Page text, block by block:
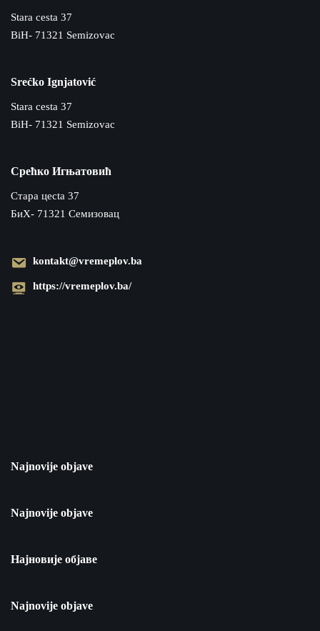
Stara cesta 37
BiH- 71321 Semizovac
Srećko Ignjatović
Stara cesta 37
BiH- 71321 Semizovac
Срећко Игњатовић
Cтара цecta 37
БиХ- 71321 Семизовац
kontakt@vremeplov.ba
https://vremeplov.ba/
Najnovije objave
Najnovije objave
Најновије објаве
Najnovije objave